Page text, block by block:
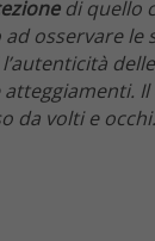
di quello
osservare le
da volti e